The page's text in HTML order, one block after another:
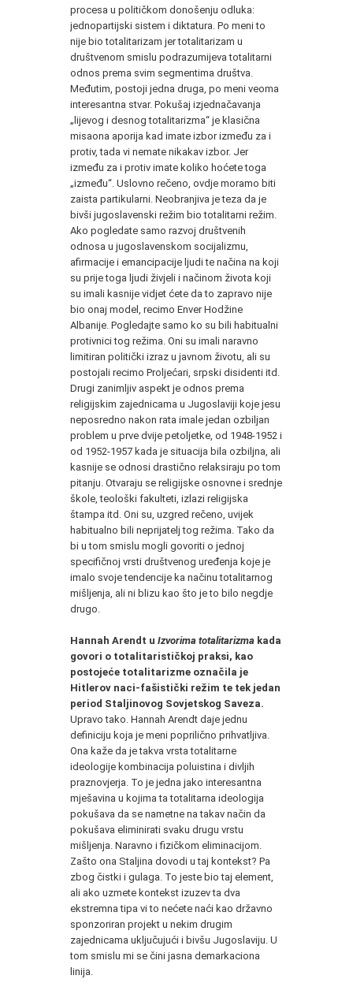
procesa u političkom donošenju odluka:
jednopartijski sistem i diktatura. Po meni to
nije bio totalitarizam jer totalitarizam u
društvenom smislu podrazumijeva totalitarni
odnos prema svim segmentima društva.
Međutim, postoji jedna druga, po meni veoma
interesantna stvar. Pokušaj izjednačavanja
„lijevog i desnog totalitarizma“ je klasična
misaona aporija kad imate izbor između za i
protiv, tada vi nemate nikakav izbor. Jer
između za i protiv imate koliko hoćete toga
„između“. Uslovno rečeno, ovdje moramo biti
zaista partikularni. Neobranjiva je teza da je
bivši jugoslavenski režim bio totalitarni režim.
Ako pogledate samo razvoj društvenih
odnosa u jugoslavenskom socijalizmu,
afirmacije i emancipacije ljudi te načina na koji
su prije toga ljudi živjeli i načinom života koji
su imali kasnije vidjet ćete da to zapravo nije
bio onaj model, recimo Enver Hodžine
Albanije. Pogledajte samo ko su bili habitualni
protivnici tog režima. Oni su imali naravno
limitiran politički izraz u javnom životu, ali su
postojali recimo Proljećari, srpski disidenti itd.
Drugi zanimljiv aspekt je odnos prema
religijskim zajednicama u Jugoslaviji koje jesu
neposredno nakon rata imale jedan ozbiljan
problem u prve dvije petoljetke, od 1948-1952 i
od 1952-1957 kada je situacija bila ozbiljna, ali
kasnije se odnosi drastično relaksiraju po tom
pitanju. Otvaraju se religijske osnovne i srednje
škole, teološki fakulteti, izlazi religijska
štampa itd. Oni su, uzgred rečeno, uvijek
habitualno bili neprijatelj tog režima. Tako da
bi u tom smislu mogli govoriti o jednoj
specifičnoj vrsti društvenog uređenja koje je
imalo svoje tendencije ka načinu totalitarnog
mišljenja, ali ni blizu kao što je to bilo negdje
drugo.
Hannah Arendt u Izvorima totalitarizma kada
govori o totalitarističkoj praksi, kao
postojeće totalitarizme označila je
Hitlerov naci-fašistički režim te tek jedan
period Staljinovog Sovjetskog Saveza.
Upravo tako. Hannah Arendt daje jednu
definiciju koja je meni poprilično prihvatljiva.
Ona kaže da je takva vrsta totalitarne
ideologije kombinacija poluistina i divljih
praznovjerja. To je jedna jako interesantna
mješavina u kojima ta totalitarna ideologija
pokušava da se nametne na takav način da
pokušava eliminirati svaku drugu vrstu
mišljenja. Naravno i fizičkom eliminacijom.
Zašto ona Staljina dovodi u taj kontekst? Pa
zbog čistki i gulaga. To jeste bio taj element,
ali ako uzmete kontekst izuzev ta dva
ekstremna tipa vi to nećete naći kao državno
sponzoriran projekt u nekim drugim
zajednicama uključujući i bivšu Jugoslaviju. U
tom smislu mi se čini jasna demarkaciona
linija.